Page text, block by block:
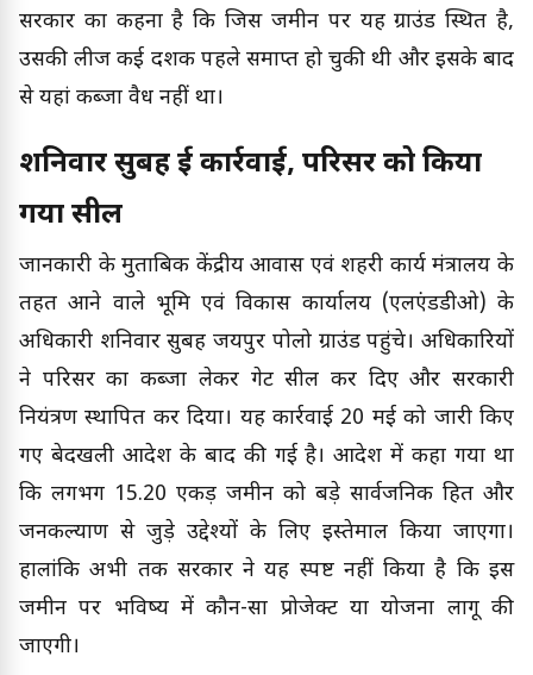
सरकार का कहना है कि जिस जमीन पर यह ग्राउंड स्थित है,
उसकी लीज कई दशक पहले समाप्त हो चुकी थी और इसके बाद
से यहां कब्जा वैध नहीं था।
शनिवार सुबह हुई कार्रवाई, परिसर को किया
गया सील
जानकारी के मुताबिक केंद्रीय आवास एवं शहरी कार्य मंत्रालय के
तहत आने वाले भूमि एवं विकास कार्यालय (एलएंडडीओ) के
अधिकारी शनिवार सुबह जयपुर पोलो ग्राउंड पहुंचे। अधिकारियों
ने परिसर का कब्जा लेकर गेट सील कर दिए और सरकारी
नियंत्रण स्थापित कर दिया। यह कार्रवाई 20 मई को जारी किए
गए बेदखली आदेश के बाद की गई है। आदेश में कहा गया था
कि लगभग 15.20 एकड़ जमीन को बड़े सार्वजनिक हित और
जनकल्याण से जुड़े उद्देश्यों के लिए इस्तेमाल किया जाएगा।
हालांकि अभी तक सरकार ने यह स्पष्ट नहीं किया है कि इस
जमीन पर भविष्य में कौन-सा प्रोजेक्ट या योजना लागू की
जाएगी।